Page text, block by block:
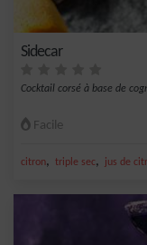
Sidecar
Cocktail corsé à base de
Facile
citron, triple sec, jus de